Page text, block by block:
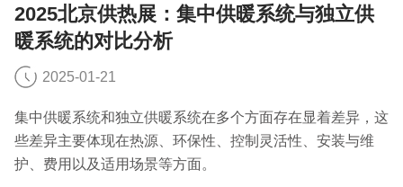
2025北京供热展：集中供暖系统与独立供
暖系统的对比分析
2025-01-21
集中供暖系统和独立供暖系统在多个方面存在显着差异，这
些差异主要体现在热源、环保性、控制灵活性、安装与维
护、费用以及适用场景等方面。